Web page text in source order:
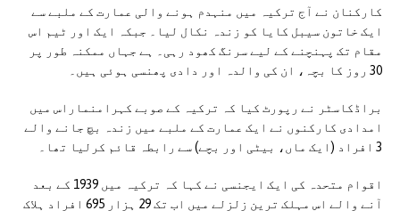
کارکنان نے آج ترکیہ میں منہدم ہونے والی عمارت کے ملبے سے
ایک خاتون سیبل کایا کو زندہ نکال لیا۔ جبکہ ایک اور ٹیم اس
مقام تک پہنچنے کے لیے سرنگ کھود رہی۔ ہے جہاں ممکنہ طور پر
30 روز کا بچہ، ان کی والدہ اور دادی پھنسی ہوئی ہیں۔
براڈکاسٹر نے رپورٹ کیا کہ ترکیہ کے صوبے کہرامنماراس میں
امدادی کارکنوں نے ایک عمارت کے ملبے میں زندہ بچ جانے والے
3 افراد (ایک ماں، بیٹی اور بچے) سے رابطہ قائم کرلیا تھا۔
اقوام متحدہ کی ایک ایجنسی نے کہا کہ ترکیہ میں 1939 کے بعد
آنے والے اس مہلک ترین زلزلے میں اب تک 29 ہزار 695 افراد ہلاک